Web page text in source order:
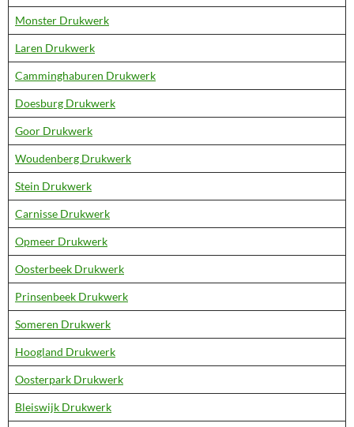
Monster Drukwerk
Laren Drukwerk
Camminghaburen Drukwerk
Doesburg Drukwerk
Goor Drukwerk
Woudenberg Drukwerk
Stein Drukwerk
Carnisse Drukwerk
Opmeer Drukwerk
Oosterbeek Drukwerk
Prinsenbeek Drukwerk
Someren Drukwerk
Hoogland Drukwerk
Oosterpark Drukwerk
Bleiswijk Drukwerk